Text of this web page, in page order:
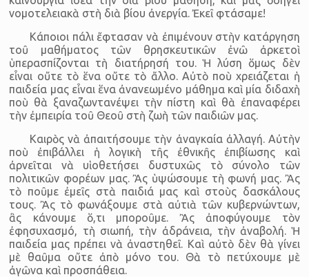
νομοτελειακὰ στὴ διὰ βίου ἀνεργία. Ἐκεῖ φτάσαμε!
Kάποιοι πάλι ἔφτασαν νὰ ἐπιμένουν στὴν κατάργηση
τοῦ μαθήματος τῶν θρησκευτικῶν ἐνῶ ἀρκετοὶ
ὑπερασπίζονται τὴ διατήρησή του. Ἡ λύση ὅμως δὲν
εἶναι οὔτε τὸ ἕνα οὔτε τὸ ἄλλο. Αὐτὸ ποὺ χρειάζεται ἡ
παιδεία μας εἶναι ἕνα ἀνανεωμένο μάθημα καὶ μία διδαχὴ
ποὺ θὰ ξαναζωντανέψει τὴν πίστη καὶ θὰ ἐπαναφέρει
τὴν ἐμπειρία τοῦ Θεοῦ στὴ ζωὴ τῶν παιδιῶν μας.
Καιρὸς νὰ ἀπαιτήσουμε τὴν ἀναγκαία ἀλλαγή. Αὐτὴν
ποὺ ἐπιβάλλει ἡ λογικὴ τῆς ἐθνικῆς ἐπιβίωσης καὶ
ἀρνεῖται νὰ υἱοθετήσει δυστυχῶς τὸ σύνολο τῶν
πολιτικῶν φορέων μας. Ἂς ὑψώσουμε τὴ φωνή μας. Ἂς
τὸ ποῦμε ἐμεῖς στὰ παιδιά μας καὶ στοὺς δασκάλους
τους. Ἂς τὸ φωνάξουμε στὰ αὐτιὰ τῶν κυβερνώντων,
ἂς κάνουμε ὅ,τι μποροῦμε. Ἂς ἀποφύγουμε τὸν
ἐφησυχασμό, τὴ σιωπή, τὴν ἀδράνεια, τὴν ἀναβολή. Ἡ
παιδεία μας πρέπει νὰ ἀναστηθεῖ. Καὶ αὐτὸ δὲν θὰ γίνει
μὲ θαῦμα οὔτε ἀπὸ μόνο του. Θὰ τὸ πετύχουμε μὲ
ἀγῶνα καὶ προσπάθεια.